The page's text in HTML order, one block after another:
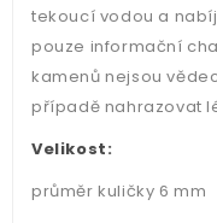
tekoucí vodou a
pouze informační
kamenů nejsou
případě nahrazovat
Velikost:
průměr kuličky 6 mm